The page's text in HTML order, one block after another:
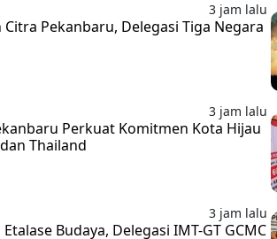
3 jam lalu
Citra Pekanbaru, Delegasi Tiga Negara
3 jam lalu
Perkuat Komitmen Kota Hijau
Thailand
3 jam lalu
Budaya, Delegasi IMT-GT GCMC